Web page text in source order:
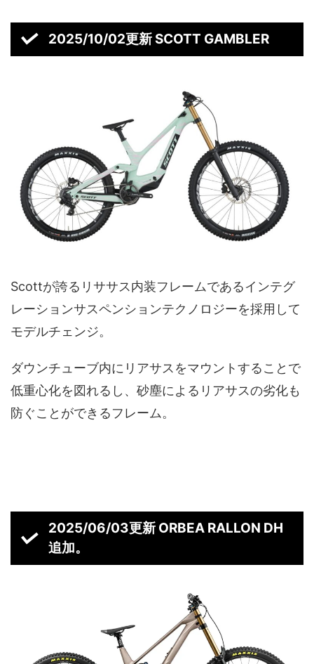
2025/10/02更新 SCOTT GAMBLER
Scottが誇るリササス内装フレームであるインテグ
レーションサスペンションテクノロジーを採用して
モデルチェンジ。
ダウンチューブ内にリアサスをマウントすることで
低重心化を図れるし、砂塵によるリアサスの劣化も
防ぐことができるフレーム。
2025/06/03更新 ORBEA RALLON DH
追加。